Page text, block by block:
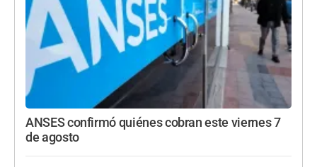
ANSES confirmó quiénes cobran este viernes 7
de agosto